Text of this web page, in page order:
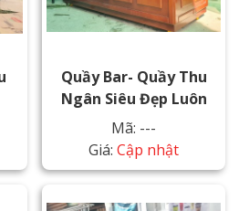
Quầy Bar- Quầy Thu
Ngân Siêu Đẹp Luôn
Mã: ---
Giá: Cập nhật